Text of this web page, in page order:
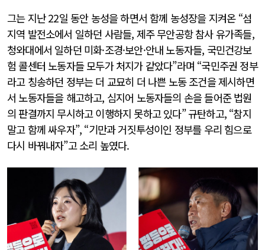
그는 지난 22일 동안 농성을 하면서 함께 농성장을 지켜온 “섬
지역 발전소에서 일하던 사람들, 제주 무안공항 참사 유가족들,
청와대에서 일하던 미화·조경·보안·안내 노동자들, 국민건강보
험 콜센터 노동자들 모두가 처지가 같았다”라며 “국민주권 정부
라고 칭송하던 정부는 더 교묘히 더 나쁜 노동 조건을 제시하면
서 노동자들을 해고하고, 심지어 노동자들의 손을 들어준 법원
의 판결까지 무시하고 이행하지 못하고 있다” 규탄하고, “참지
말고 함께 싸우자”, “기만과 거짓투성이인 정부를 우리 힘으로
다시 바꿔내자”고 소리 높였다.